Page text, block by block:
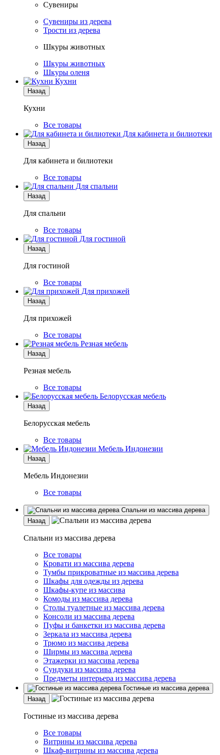
Сувениры
Сувениры из дерева
Трости из дерева
Шкуры животных
Шкуры животных
Шкуры оленя
Кухни
Назад
Кухни
Все товары
Для кабинета и билиотеки
Назад
Для кабинета и билиотеки
Все товары
Для спальни
Назад
Для спальни
Все товары
Для гостиной
Назад
Для гостиной
Все товары
Для прихожей
Назад
Для прихожей
Все товары
Резная мебель
Назад
Резная мебель
Все товары
Белорусская мебель
Назад
Белорусская мебель
Все товары
Мебель Индонезии
Назад
Мебель Индонезии
Все товары
Спальни из массива дерева
Назад
Спальни из массива дерева
Все товары
Кровати из массива дерева
Тумбы прикроватные из массива дерева
Шкафы для одежды из дерева
Шкафы-купе из массива
Комоды из массива дерева
Столы туалетные из массива дерева
Консоли из массива дерева
Пуфы и банкетки из массива дерева
Зеркала из массива дерева
Трюмо из массива дерева
Ширмы из массива дерева
Этажерки из массива дерева
Сундуки из массива дерева
Предметы интерьера из массива дерева
Гостиные из массива дерева
Назад
Гостиные из массива дерева
Все товары
Витрины из массива дерева
Шкаф-витрины из массива дерева